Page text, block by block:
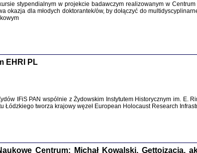
SZCZĘŚCIE JEST POSIADAĆ DOM
stypendialnym w projekcie badawczym realizowanym w
okazja dla młodych doktorantek/ów, by dołączyć do
EHRI PL
IFiS PAN wspólnie z Żydowskim Instytutem Historycznym im. E.
Łódzkiego tworza krajowy węzeł European Holocaust Research
Centrum: Michał Kowalski, Gettoizacja,